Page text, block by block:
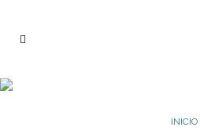
INICIO